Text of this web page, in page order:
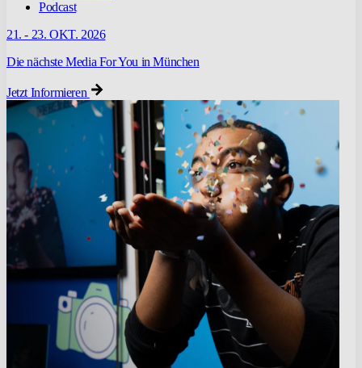
Podcast
21. - 23. OKT. 2026
Die nächste Media For You in München
Jetzt Informieren